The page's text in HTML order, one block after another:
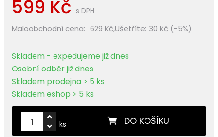
599 Kč s DPH
Maloobchodní cena: 629 Kč,Ušetříte: 30 Kč (-5%)
Skladem - expedujeme již dnes
Osobní odběr již dnes
Skladem prodejna > 5 ks
Skladem eshop > 5 ks
DO KOŠÍKU
ks